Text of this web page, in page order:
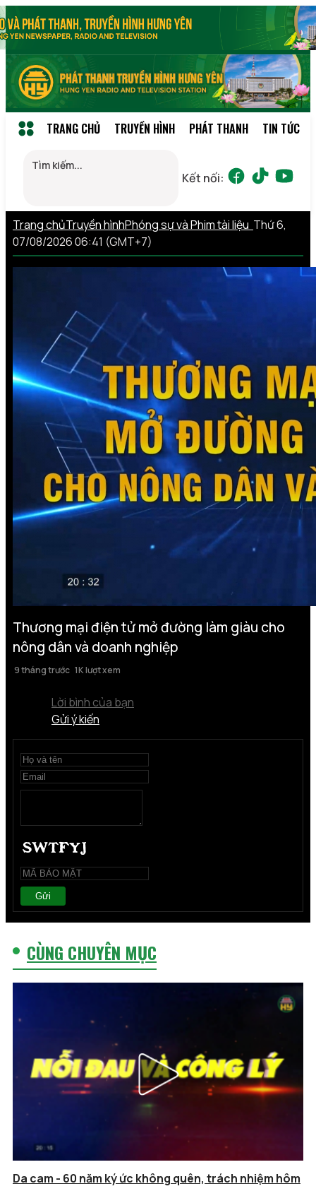
TRANG CHỦ TRUYỀN HÌNH PHÁT THANH TIN TỨC
Kết nối:
Trang chủTruyền hìnhPhóng sự và Phim tài liệu Thứ 6,
07/08/2026 06:41 (GMT+7)
Thương mại điện tử mở đường làm giàu cho
nông dân và doanh nghiệp
9 tháng trước 1K lượt xem
Lời bình của bạn
Gửi ý kiến
Gửi
CÙNG CHUYÊN MỤC
Da cam - 60 năm ký ức không quên, trách nhiệm hôm